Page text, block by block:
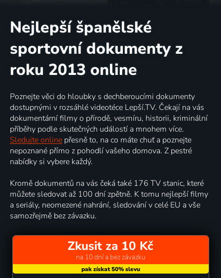
Nejlepší španělské
sportovní dokumenty z
roku 2013 online
Poznejte věci do hloubky s dechberoucími dokumenty
dostupnými v rozsáhlé videotéce Lepší.TV. Čekají na vás
dokumentární filmy o přírodě, vesmíru, historii, kriminální
příběhy podle skutečných událostí a mnohem více.
Sledujte online přesně to, na co máte chuť a poznejte
nepoznané přímo z pohodlí vašeho domova. Z pestré
nabídky si vybere každý.
Kromě dokumentů na vás čeká také 176 TV stanic, které
můžete sledovat až 100 dní zpětně. K tomu nejlepší filmy
a seriály, neomezené nahrání, sledování v celé EU a vše
samozřejmě bez závazku.
Zkusit za 10 Kč
na 10 dní a bez závazku